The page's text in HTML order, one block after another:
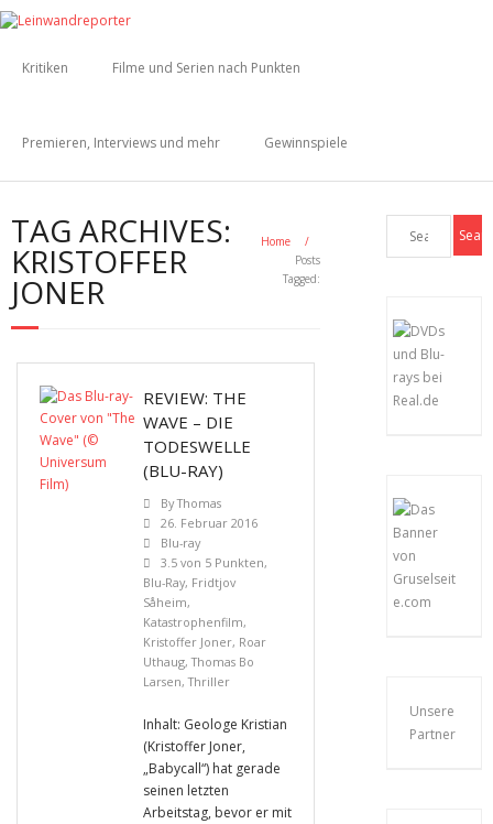
Kritiken Filme und Serien nach Punkten
Premieren, Interviews und mehr Gewinnspiele
TAG ARCHIVES:
KRISTOFFER
JONER
Home
/
Posts
Tagged:
REVIEW: THE
WAVE – DIE
TODESWELLE
(BLU-RAY)
ByThomas
26. Februar 2016
Blu-ray
3.5 von 5 Punkten,
Blu-Ray, Fridtjov
Såheim,
Katastrophenfilm,
Kristoffer Joner, Roar
Uthaug,Thomas Bo
Larsen,Thriller
Inhalt: Geologe Kristian
(Kristoffer Joner,
„Babycall“) hat gerade
seinen letzten
Arbeitstag, bevor er mit
Unsere
Partner